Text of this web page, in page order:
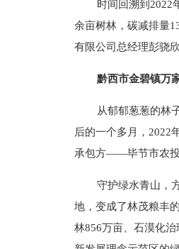
时间回溯到2022
余亩树林，碳减排量
有限公司总经理彭骁欣
黔西市金碧镇万
从郁郁葱葱的林
后的一个多月，2022
承包方——毕节市农投
守护绿水青山，
地，变成了林茂粮丰
林856万亩、石漠化